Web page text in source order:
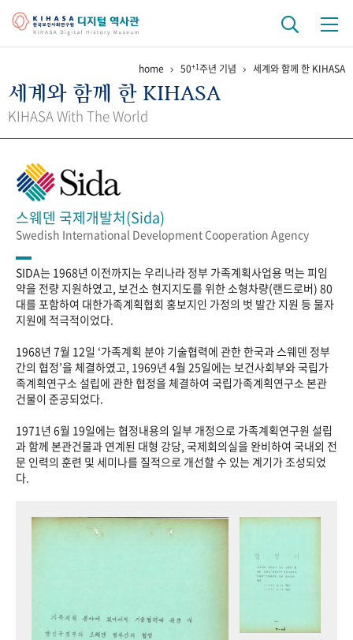
걸어온 길 기관 변천사 역대 기관장
정책과 연구 키워드로 보는 연구 역사
간행물 변천사
기록물 아카이브
사진 아카이브 문서 기록물 행정박물 영상 기록물
성과 50선 숫자로 보는 50년 50+1주년 광장
세계와 함께 한 KIHASA
VR 역사관
home 50+1주년 기념 세계와 함께 한 KIHASA
세계와 함께 한 KIHASA
KIHASA With The World
스웨덴 국제개발처(Sida)
Swedish International Development Cooperation Agency
SIDA는 1968년 이전까지는 우리나라 정부 가족계획사업용 먹는 피임
약을 전량 지원하였고, 보건소 현지지도를 위한 소형차량(랜드로버) 80
대를 포함하여 대한가족계획협회 홍보지인 가정의 벗 발간 지원 등 물자
지원에 적극적이었다.
1968년 7월 12일 ‘가족계획 분야 기술협력에 관한 한국과 스웨덴 정부
간의 협정’을 체결하였고, 1969년 4월 25일에는 보건사회부와 국립가
족계획연구소 설립에 관한 협정을 체결하여 국립가족계획연구소 본관
건물이 준공되었다.
1971년 6월 19일에는 협정내용의 일부 개정으로 가족계획연구원 설립
과 함께 본관건물과 연계된 대형 강당, 국제회의실을 완비하여 국내외 전
문 인력의 훈련 및 세미나를 질적으로 개선할 수 있는 계기가 조성되었
다.